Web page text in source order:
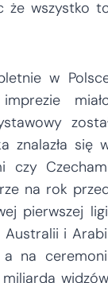
że wszystko
w
znalazła się
czy
na rok
pierwszej
Australii i
a na